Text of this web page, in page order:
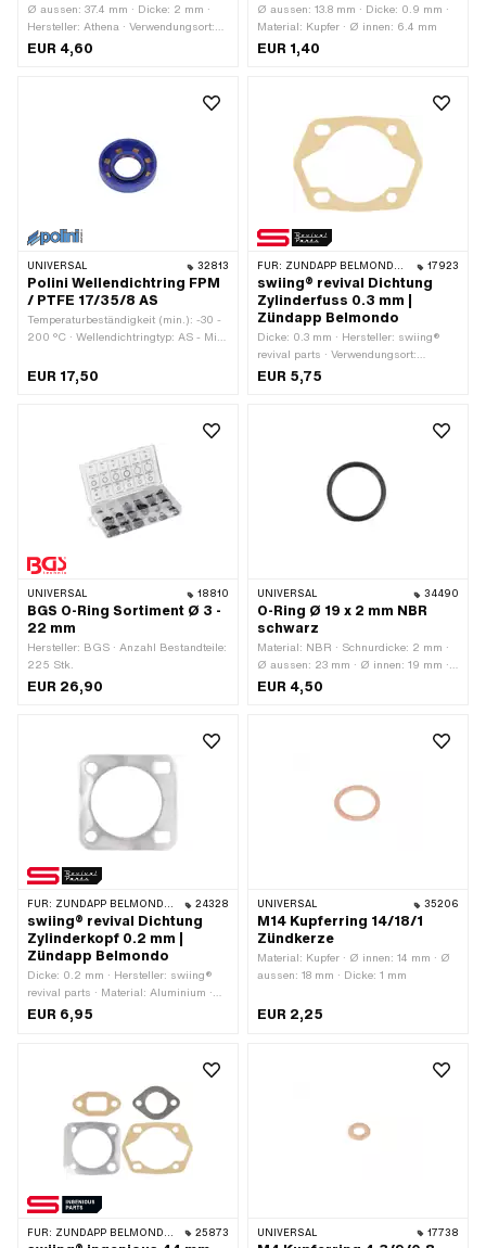
Ø aussen: 37.4 mm · Dicke: 2 mm ·
Hersteller: Athena · Verwendungsort:
Auslass · Ø innen: 26 mm ·
Gesamtlänge: 68 mm · Ø
EUR 4,60
Ø aussen: 13.8 mm · Dicke: 0.9 mm ·
Material: Kupfer · Ø innen: 6.4 mm
EUR 1,40
UNIVERSAL 32813
Polini Wellendichtring FPM
/ PTFE 17/35/8 AS
Temperaturbeständigkeit (min.): -30 -
200 °C · Wellendichtringtyp: AS - Mit
Dichtlippen / einer Staublippe. ·
Viton) · Verwendungsort: Kurbelwelle ·
Verwendungsort: Universal · Breite: 8
mm · Ø aussen: 35 mm · Ø innen: 17
EUR 17,50
FÜR: ZÜNDAPP BELMONDO · ZÜNDAPP 17923
swiing® revival Dichtung
Zylinderfuss 0.3 mm |
Zündapp Belmondo
Dicke: 0.3 mm · Hersteller: swiing®
revival parts · Verwendungsort:
Zylinderfuss
EUR 5,75
UNIVERSAL 18810
BGS O-Ring Sortiment Ø 3 -
22 mm
Hersteller: BGS · Anzahl Bestandteile:
225 Stk.
EUR 26,90
UNIVERSAL 34490
O-Ring Ø 19 x 2 mm NBR
schwarz
Material: NBR · Schnurdicke: 2 mm ·
Ø aussen: 23 mm · Ø innen: 19 mm ·
Härte: 70 Shore
EUR 4,50
FÜR: ZÜNDAPP BELMONDO · ZÜNDAPP 24328
swiing® revival Dichtung
Zylinderkopf 0.2 mm |
Zündapp Belmondo
Dicke: 0.2 mm · Hersteller: swiing®
revival parts · Material: Aluminium ·
Verwendungsort: Zylinderkopf · Ø
EUR 6,95
UNIVERSAL 35206
M14 Kupferring 14/18/1
Zündkerze
Material: Kupfer · Ø innen: 14 mm · Ø
aussen: 18 mm · Dicke: 1 mm
EUR 2,25
FÜR: ZÜNDAPP BELMONDO · ZÜNDAPP 25873 UNIVERSAL 17738